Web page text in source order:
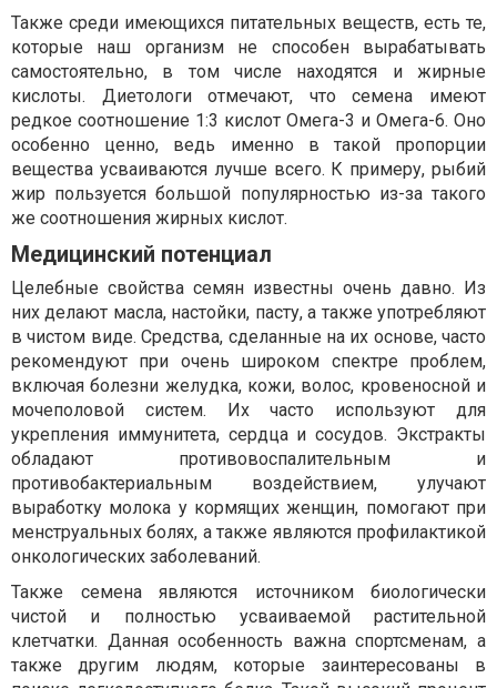
Также среди имеющихся питательных веществ, есть те,
которые наш организм не способен вырабатывать
самостоятельно, в том числе находятся и жирные
кислоты. Диетологи отмечают, что семена имеют
редкое соотношение 1:3 кислот Омега-3 и Омега-6. Оно
особенно ценно, ведь именно в такой пропорции
вещества усваиваются лучше всего. К примеру, рыбий
жир пользуется большой популярностью из-за такого
же соотношения жирных кислот.
Медицинский потенциал
Целебные свойства семян известны очень давно. Из
них делают масла, настойки, пасту, а также употребляют
в чистом виде. Средства, сделанные на их основе, часто
рекомендуют при очень широком спектре проблем,
включая болезни желудка, кожи, волос, кровеносной и
мочеполовой систем. Их часто используют для
укрепления иммунитета, сердца и сосудов. Экстракты
обладают противовоспалительным и
противобактериальным воздействием, улучают
выработку молока у кормящих женщин, помогают при
менструальных болях, а также являются профилактикой
онкологических заболеваний.
Также семена являются источником биологически
чистой и полностью усваиваемой растительной
клетчатки. Данная особенность важна спортсменам, а
также другим людям, которые заинтересованы в